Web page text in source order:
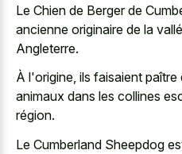
Le Chien de Berger de
ancienne originaire de la
Angleterre.
À l'origine, ils faisaient
animaux dans les collines
région.
Le Cumberland Sheepdog